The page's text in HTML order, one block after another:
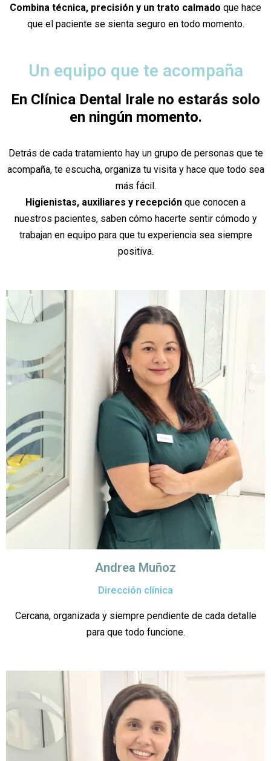
Combina técnica, precisión y un trato calmado que hace
que el paciente se sienta seguro en todo momento.
Un equipo que te acompaña
En Clínica Dental Irale no estarás solo
en ningún momento.
Detrás de cada tratamiento hay un grupo de personas que te
acompaña, te escucha, organiza tu visita y hace que todo sea
más fácil.
Higienistas, auxiliares y recepción que conocen a
nuestros pacientes, saben cómo hacerte sentir cómodo y
trabajan en equipo para que tu experiencia sea siempre
positiva.
Andrea Muñoz
Dirección clínica
Cercana, organizada y siempre pendiente de cada detalle
para que todo funcione.